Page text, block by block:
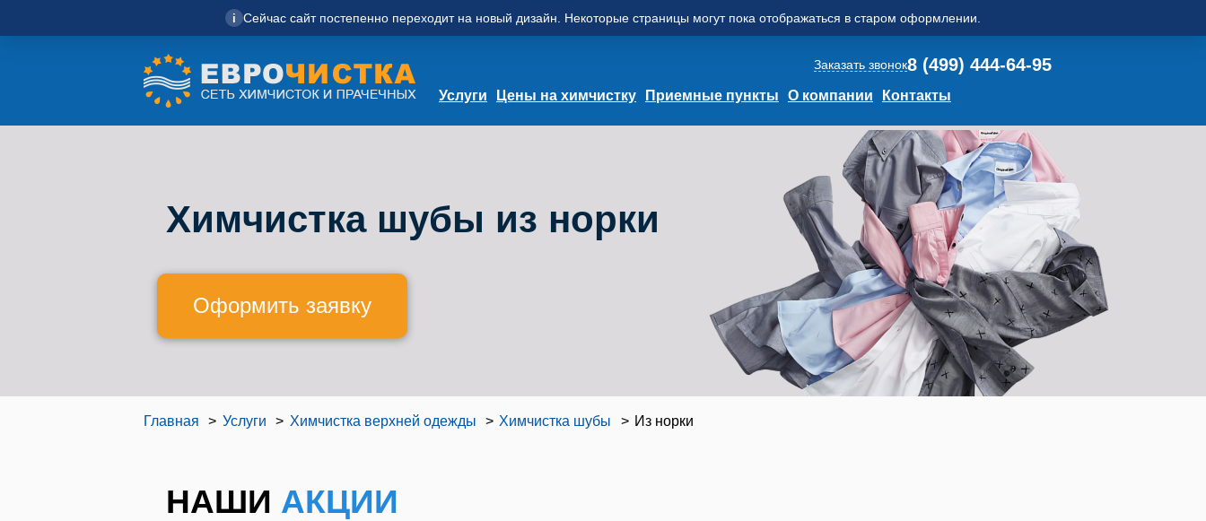
i Сейчас сайт постепенно переходит на новый дизайн. Некоторые страницы могут пока отображаться в старом оформлении.
Услуги Цены на химчистку Приемные пункты О компании Контакты
Заказать звонок8 (499) 444-64-95
Химчистка шубы из норки
Оформить заявку
Главная Услуги Химчистка верхней одежды Химчистка шубы Из норки
НАШИ АКЦИИ